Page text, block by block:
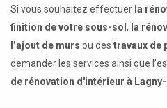
Si vous souhaitez effectuer la
finition de votre sous-sol , la
l’ajout de murs ou des travaux de
demander les services ainsi que
de rénovation d'intérieur à